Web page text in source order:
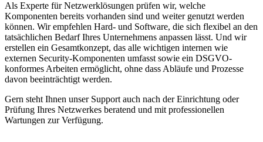
Als Experte für Netzwerklösungen prüfen wir, welche
Komponenten bereits vorhanden sind und weiter genutzt werden
können. Wir empfehlen Hard- und Software, die sich flexibel an den
tatsächlichen Bedarf Ihres Unternehmens anpassen lässt. Und wir
erstellen ein Gesamtkonzept, das alle wichtigen internen wie
externen Security-Komponenten umfasst sowie ein DSGVO-
konformes Arbeiten ermöglicht, ohne dass Abläufe und Prozesse
davon beeinträchtigt werden.
Gern steht Ihnen unser Support auch nach der Einrichtung oder
Prüfung Ihres Netzwerkes beratend und mit professionellen
Wartungen zur Verfügung.